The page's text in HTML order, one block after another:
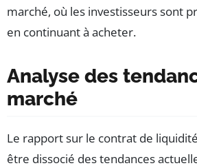
marché, où les investisseurs sont
en continuant à acheter.
Analyse des
marché
Le rapport sur le contrat de
être dissocié des tendances